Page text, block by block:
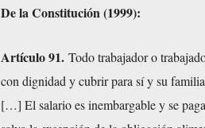
De la Constitución (1999):
Artículo 91. Todo trabajador o
con dignidad y cubrir para sí y su familia
[…] El salario es inembargable y se